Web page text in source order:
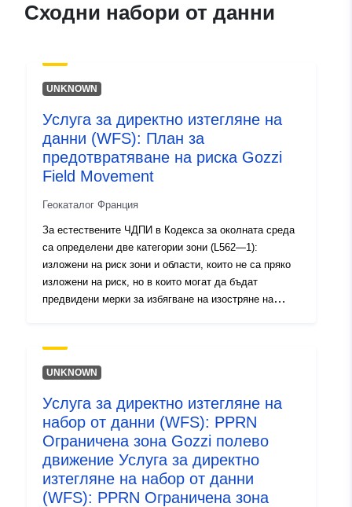
d86d-4bdd-b92b-
Тип:
Ресурси:
http://inspire.ec.europa.eu/
Сходни набори от данни
UNKNOWN
Услуга за директно изтегляне на
данни (WFS): План за
предотвратяване на риска Gozzi
Field Movement
Геокаталог Франция
За естествените ЧДПИ в Кодекса за околната среда
са определени две категории зони (L562—1):
изложени на риск зони и области, които не са пряко
изложени на риск, но в които могат да бъдат
предвидени мерки за избягване на изостряне на
регламентите обикновено се разграничават три вида
зони: 1- „Изграждане на забранени зони„, известни
високо и общото правило е забраната за изграждане;
2- „райони с предписания„, известни като „сини зони“,
където нивото на опасност е средно и проектите
подлежат на изисквания, адаптирани към вида на
проблема; 3 — райони, които не са пряко изложени
на рискове, но където строежи, строителни работи,
UNKNOWN
Услуга за директно изтегляне на
набор от данни (WFS): PPRN
Ограничена зона Gozzi полево
движение Услуга за директно
изтегляне на набор от данни
(WFS): PPRN Ограничена зона